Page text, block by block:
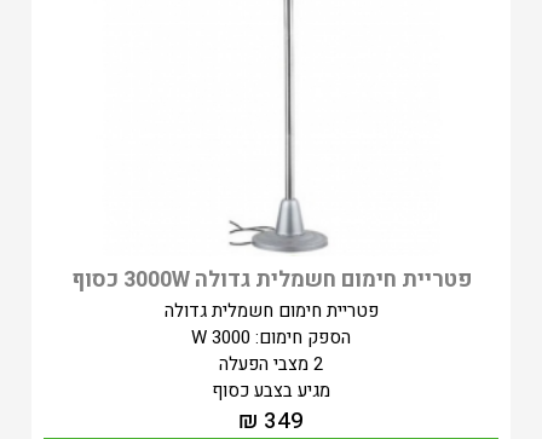
‏פטריית חימום חשמלית גדולה 3000W כסוף
פטריית חימום חשמלית גדולה
הספק חימום: 3000 W
2 מצבי הפעלה
מגיע בצבע כסוף
₪ 349